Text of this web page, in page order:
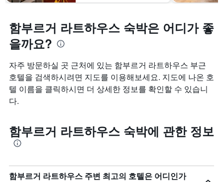
함부르거 라트하우스 숙박은 어디가 좋
을까요?
자주 방문하실 곳 근처에 있는 함부르거 라트하우스 부근
호텔을 검색하시려면 지도를 이용해보세요. 지도에 나온 호
텔 이름을 클릭하시면 더 상세한 정보를 확인할 수 있습니
다.
함부르거 라트하우스 숙박에 관한 정보
함부르거 라트하우스 주변 최고의 호텔은 어디인가